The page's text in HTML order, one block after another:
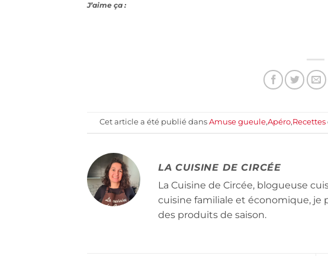
J’aime ça :
Cet article a été publié dansAmuse gueule,Apéro,Recettes
LA CUISINE DE CIRCÉE
La Cuisine de Circée, blogueuse
cuisine familiale et économique, je
des produits de saison.